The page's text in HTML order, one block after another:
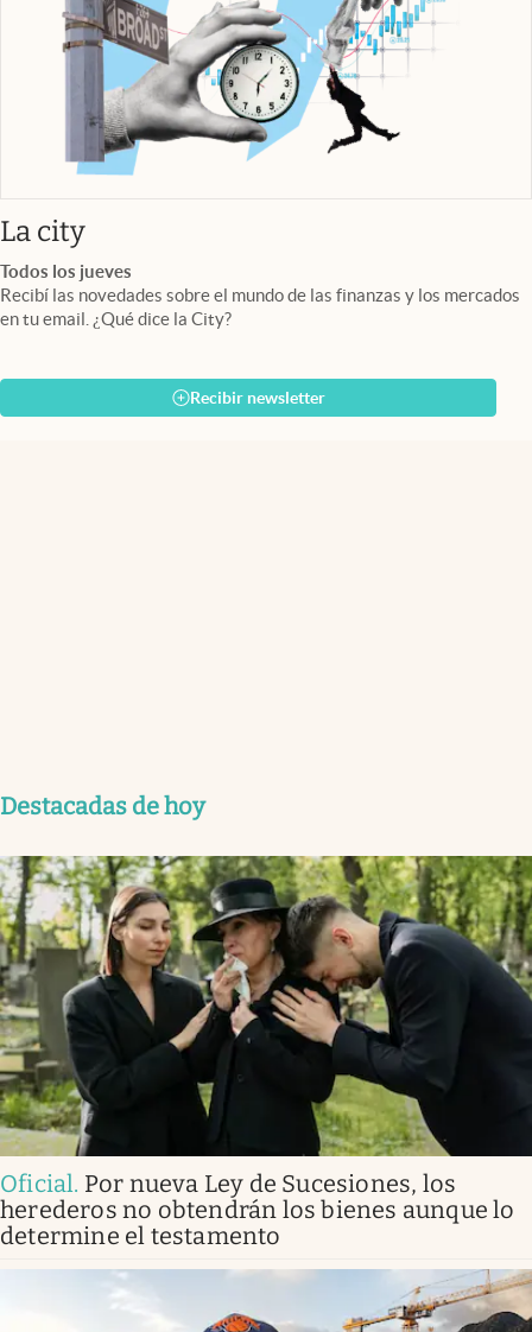
La cityabre en nueva pestaña
Todos los jueves
Recibí las novedades sobre el mundo de las finanzas y los mercados
en tu email. ¿Qué dice la City?
Recibir newsletter
Destacadas de hoy
Oficial. Por nueva Ley de Sucesiones, los
herederos no obtendrán los bienes aunque lo
determine el testamento